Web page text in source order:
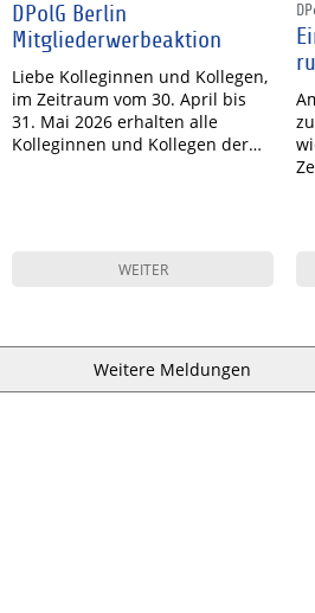
DPolG Berlin
Mitgliederwerbeaktion
Liebe Kolleginnen und Kollegen,
im Zeitraum vom 30. April bis
31. Mai 2026 erhalten alle
Kolleginnen und Kollegen der…
WEITER
Weitere Meldungen